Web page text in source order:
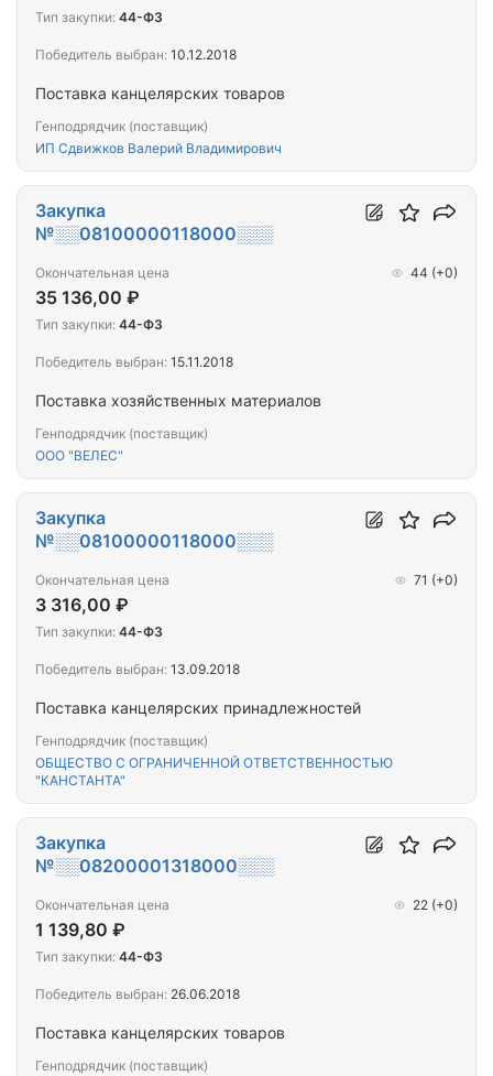
Поставка канцелярских товаров
Генподрядчик (поставщик)
ИП Сдвижков Валерий Владимирович
Тип закупки: 44-ФЗ
Победитель выбран: 10.12.2018
Поставка хозяйственных материалов
Генподрядчик (поставщик)
ООО "ВЕЛЕС"
Закупка
№░░08100000118000░░░
Окончательная цена
35 136,00 ₽
44 (+0)
Тип закупки: 44-ФЗ
Победитель выбран: 15.11.2018
Поставка канцелярских принадлежностей
Генподрядчик (поставщик)
ОБЩЕСТВО С ОГРАНИЧЕННОЙ ОТВЕТСТВЕННОСТЬЮ
"КАНСТАНТА"
Закупка
№░░08100000118000░░░
Окончательная цена
3 316,00 ₽
71 (+0)
Тип закупки: 44-ФЗ
Победитель выбран: 13.09.2018
Поставка канцелярских товаров
Генподрядчик (поставщик)
Закупка
№░░08200001318000░░░
Окончательная цена
1 139,80 ₽
22 (+0)
Тип закупки: 44-ФЗ
Победитель выбран: 26.06.2018